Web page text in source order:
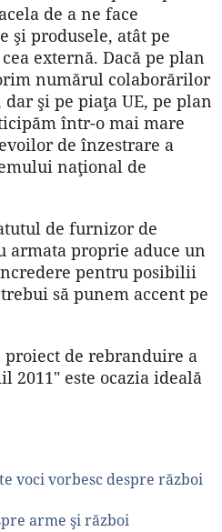
de a ne face
şi produsele, atât pe
externă. Dacă pe plan
numărul colaborărilor
şi pe piaţa UE, pe plan
într-o mai mare
de înzestrare a
naţional de
de furnizor de
proprie aduce un
pentru posibilii
să punem accent pe
de rebranduire a
2011" este ocazia ideală
voci vorbesc despre război
arme şi război